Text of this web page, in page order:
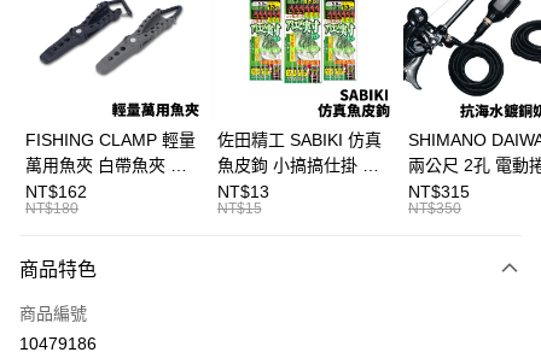
合作金庫商業銀行
第一商業銀行
華南商業銀行
彰化商業銀行
上海商業儲蓄銀行
台北富邦商業銀行
國泰世華商業銀行
兆豐國際商業銀行
台中商業銀行
匯豐（台灣）商業銀行
華泰商業銀行
聯邦商業銀行
遠東國際商業銀行
元大商業銀行
台灣樂天信用卡公司
超商取貨付款
Apple Pay
悠遊付
大哥付你分期
【大哥付你分期使用說明】
2.付款方式選擇「大哥付你分期」，訂單成立後會自動跳轉到大哥付的交易
流程，驗證手機門號後，選擇欲分期的期數、繳款截止日，確認付款後即完
相關說明
【關於「AFTEE先享後付」】
FISHING CLAMP 輕量
萬用魚夾 白帶魚夾 船
釣魚夾 可單手操作
T1090
NT$162
NT$180
佐田精工 SABIKI 仿真
魚皮鉤 小搞搞仕掛 船
NT$13
NT$15
SHIMANO
兩公尺 2孔 電動
奶瓶電源線 奶瓶
線 T998
NT$315
NT$350
商品特色
商品編號
10479186